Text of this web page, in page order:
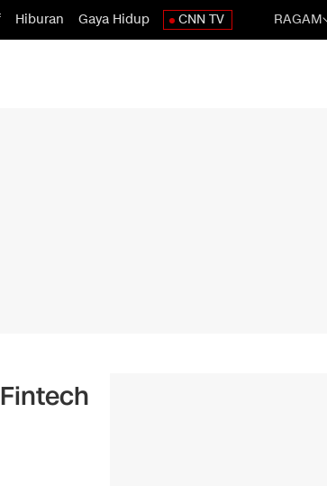
Hiburan Gaya Hidup CNN TV RAGAM